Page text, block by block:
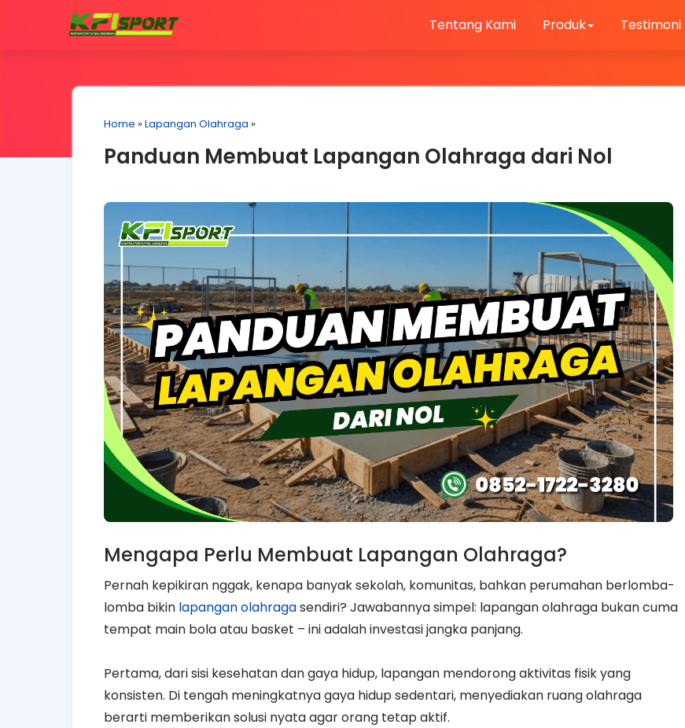
Tentang Kami Produk Testimoni
Home »Lapangan Olahraga »
Panduan Membuat Lapangan Olahraga dari Nol
Mengapa Perlu Membuat Lapangan Olahraga?
Pernah kepikiran nggak, kenapa banyak sekolah, komunitas, bahkan perumahan berlomba-
lomba bikin lapangan olahragasendiri? Jawabannya simpel: lapangan olahraga bukan cuma
tempat main bola atau basket – ini adalah investasi jangka panjang.
Pertama, dari sisi kesehatan dan gaya hidup, lapangan mendorong aktivitas fisik yang
konsisten. Di tengah meningkatnya gaya hidup sedentari, menyediakan ruang olahraga
berarti memberikan solusi nyata agar orang tetap aktif.